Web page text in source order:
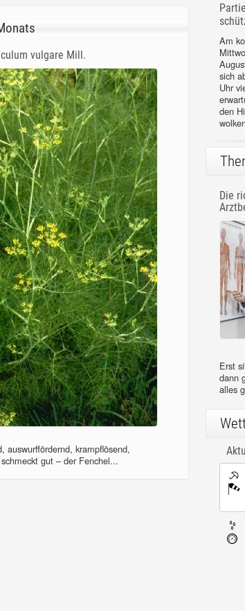
vulgare Mill.
auswurffördernd, krampflösend,
gut – der Fenchel...
Am
sich
Uhr
den
Die
Erst
dann
alles